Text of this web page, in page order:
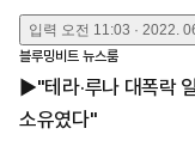
입력 오전 11:03 · 2022.
블루밍비트 뉴스룸
▶"테라·루나 대폭락
소유였다"